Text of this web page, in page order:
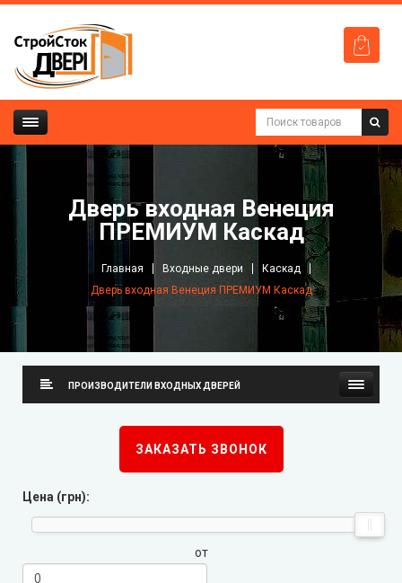
Дверь входная Венеция
ПРЕМИУМ Каскад
Главная Входные двери
Каскад
Дверь входная Венеция ПРЕМИУМ Каскад
ПРОИЗВОДИТЕЛИ ВХОДНЫХ ДВЕРЕЙ
Стильные Двери
Steelguard
Arma (Арма)
ЗАКАЗАТЬ ЗВОНОК
Цена (грн):
от